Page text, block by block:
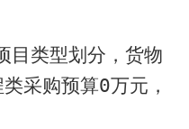
目类型划分，货物
类采购预算0万元 ，